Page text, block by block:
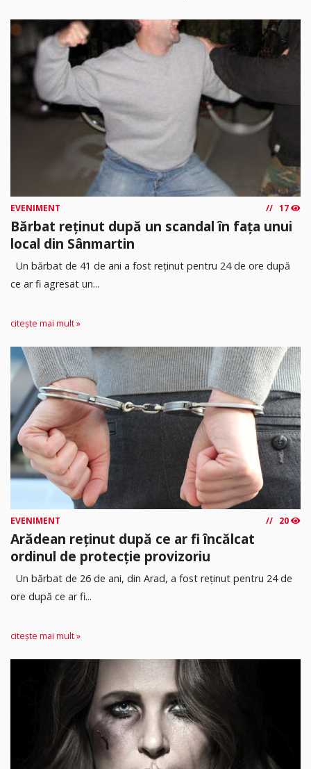
EVENIMENT 17
Bărbat reținut după un scandal în fața unui
local din Sânmartin
Un bărbat de 41 de ani a fost reținut pentru 24 de ore după
ce ar fi agresat un...
citește mai mult »
EVENIMENT 20
Arădean reținut după ce ar fi încălcat
ordinul de protecție provizoriu
Un bărbat de 26 de ani, din Arad, a fost reținut pentru 24 de
ore după ce ar fi...
citește mai mult »